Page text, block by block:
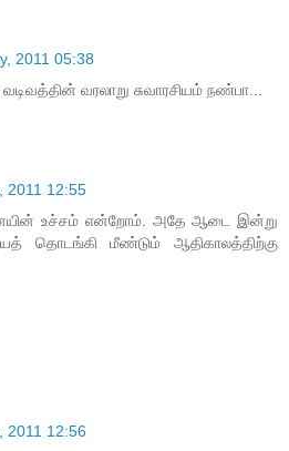
2011 05:38
வரலாறு சுவாரசியம் நண்பா...
2011 12:55
உச்சம் என்றோம். அதே ஆடை இன்று
தொடங்கி மீண்டும் ஆதிகாலத்திற்கு
2011 12:56